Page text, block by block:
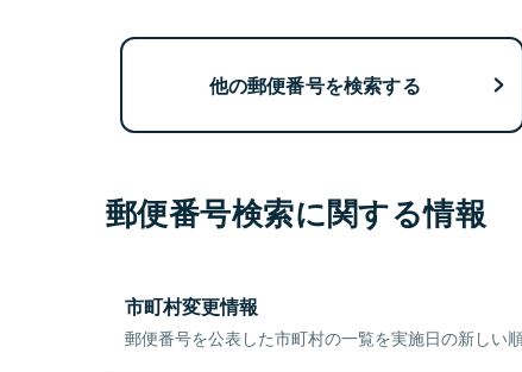
他の郵便番号を検索する
郵便番号検索に関する情報
市町村変更情報
郵便番号を公表した市町村の一覧を実施日の新しい